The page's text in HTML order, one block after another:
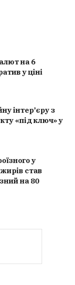
на 6
у ціні
інтер’єру з
«під ключ» у
у
став
на 80